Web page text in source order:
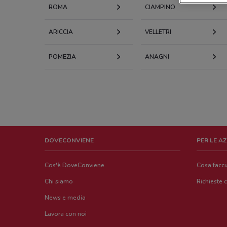
ROMA CIAMPINO
ARICCIA VELLETRI
POMEZIA ANAGNI
DOVECONVIENE
Cos'è DoveConviene
Chi siamo
News e media
Lavora con noi
PER LE
Cosa
Richieste